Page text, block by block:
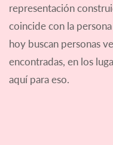
representación
coincide con la
hoy buscan personas
encontradas, en los
aquí para eso.